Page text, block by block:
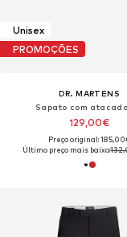
Unisex
PROMOÇÕES
DR. MARTENS
Sapato com
129,00€
Preço original:
Último preço mais baixo: